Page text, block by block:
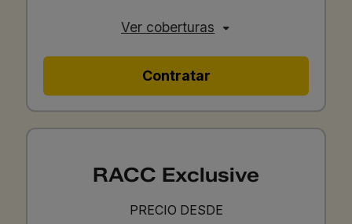
Ver coberturas
Contratar
RACC Exclusive
PRECIO DESDE